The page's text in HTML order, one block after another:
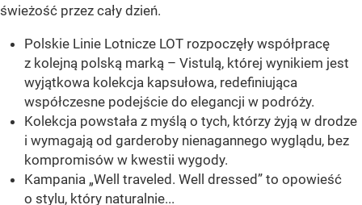
świeżość przez cały dzień.
Polskie Linie Lotnicze LOT rozpoczęły współpracę
z kolejną polską marką – Vistulą, której wynikiem jest
wyjątkowa kolekcja kapsułowa, redefiniująca
współczesne podejście do elegancji w podróży.
Kolekcja powstała z myślą o tych, którzy żyją w drodze
i wymagają od garderoby nienagannego wyglądu, bez
kompromisów w kwestii wygody.
Kampania „Well traveled. Well dressed” to opowieść
o stylu, który naturalnie...